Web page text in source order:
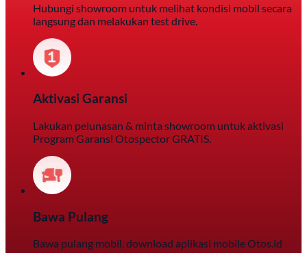
Hubungi showroom untuk melihat kondisi mobil secara
langsung dan melakukan test drive.
Aktivasi Garansi
Lakukan pelunasan & minta showroom untuk aktivasi
Program Garansi Otospector GRATIS.
Bawa Pulang
Bawa pulang mobil, download aplikasi mobile Otos.id